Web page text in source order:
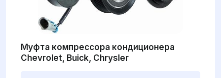
Муфта компрессора кондиционера
Chevrolet, Buick, Chrysler